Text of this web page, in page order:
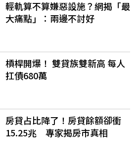
輕軌算不算嫌惡設施？網揭「最
大痛點」：兩邊不討好
槓桿開爆！ 雙貸族雙新高 每人
扛債680萬
房貸占比降了！房貸餘額卻衝
15.25兆 專家揭房市真相